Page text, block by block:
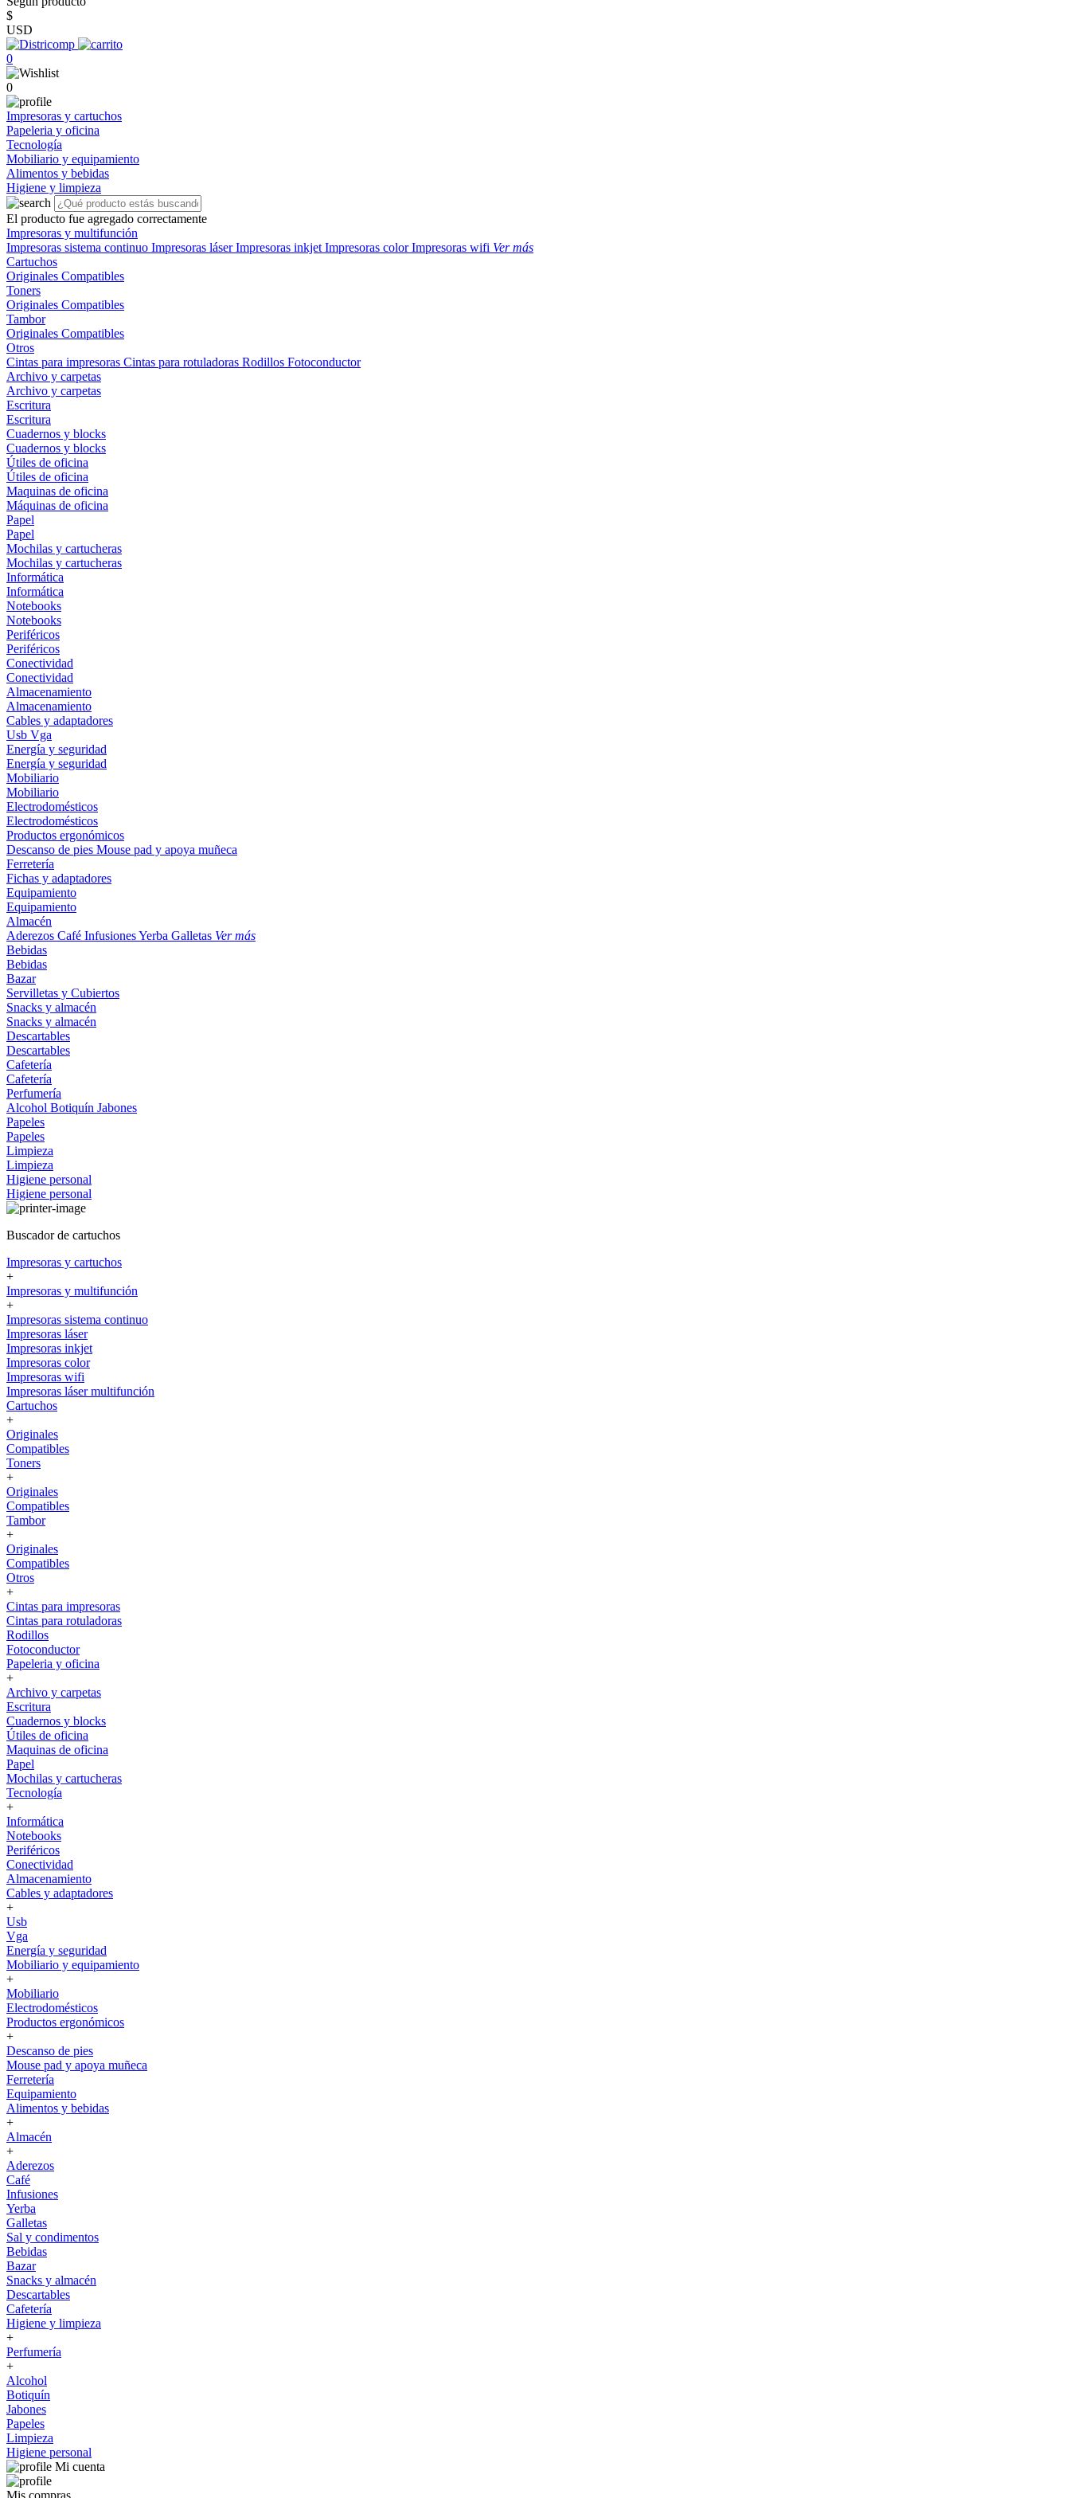
$
USD
0
0
Impresoras y cartuchos
Papeleria y oficina
Tecnología
Mobiliario y equipamiento
Alimentos y bebidas
Higiene y limpieza
El producto fue agregado correctamente
Impresoras y multifunción
Impresoras sistema continuo Impresoras láserImpresoras inkjet Impresoras colorImpresoras wifi Ver más
Cartuchos
Originales Compatibles
Toners
Originales Compatibles
Tambor
Originales Compatibles
Otros
Cintas para impresoras Cintas para rotuladoras Rodillos Fotoconductor
Archivo y carpetas
Archivo y carpetas
Escritura
Escritura
Cuadernos y blocks
Cuadernos y blocks
Útiles de oficina
Útiles de oficina
Maquinas de oficina
Máquinas de oficina
Papel
Papel
Mochilas y cartucheras
Mochilas y cartucheras
Informática
Informática
Notebooks
Notebooks
Periféricos
Periféricos
Conectividad
Conectividad
Almacenamiento
Almacenamiento
Cables y adaptadores
Usb Vga
Energía y seguridad
Energía y seguridad
Mobiliario
Mobiliario
Electrodomésticos
Electrodomésticos
Productos ergonómicos
Descanso de pies Mouse pad y apoya muñeca
Ferretería
Fichas y adaptadores
Equipamiento
Equipamiento
Almacén
Aderezos Café InfusionesYerba Galletas Ver más
Bebidas
Bebidas
Bazar
Servilletas y Cubiertos
Snacks y almacén
Snacks y almacén
Descartables
Descartables
Cafetería
Cafetería
Perfumería
Alcohol Botiquín Jabones
Papeles
Papeles
Limpieza
Limpieza
Higiene personal
Higiene personal
Buscador de cartuchos
Impresoras y cartuchos
+
Impresoras y multifunción
+
Impresoras sistema continuo
Impresoras láser
Impresoras inkjet
Impresoras color
Impresoras wifi
Impresoras láser multifunción
Cartuchos
+
Originales
Compatibles
Toners
+
Originales
Compatibles
Tambor
+
Originales
Compatibles
Otros
+
Cintas para impresoras
Cintas para rotuladoras
Rodillos
Fotoconductor
Papeleria y oficina
+
Archivo y carpetas
Escritura
Cuadernos y blocks
Útiles de oficina
Maquinas de oficina
Papel
Mochilas y cartucheras
Tecnología
+
Informática
Notebooks
Periféricos
Conectividad
Almacenamiento
Cables y adaptadores
+
Usb
Vga
Energía y seguridad
Mobiliario y equipamiento
+
Mobiliario
Electrodomésticos
Productos ergonómicos
+
Descanso de pies
Mouse pad y apoya muñeca
Ferretería
Equipamiento
Alimentos y bebidas
+
Almacén
+
Aderezos
Café
Infusiones
Yerba
Galletas
Sal y condimentos
Bebidas
Bazar
Snacks y almacén
Descartables
Cafetería
Higiene y limpieza
+
Perfumería
+
Alcohol
Botiquín
Jabones
Papeles
Limpieza
Higiene personal
Mi cuenta
Mis compras